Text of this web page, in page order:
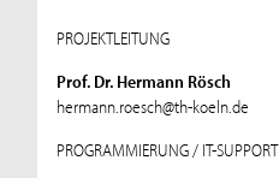
PROJEKTLEITUNG
Prof. Dr. Hermann Rösch
hermann.roesch@th-koeln.de
PROGRAMMIERUNG / IT-SUPPORT